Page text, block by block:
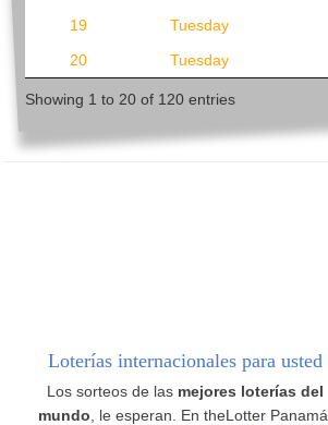
19
Tuesday
20
Tuesday
Showing 1 to 20 of 120 entries
Loterías internacionales para usted
Los sorteos de las mejores loterías del
mundo , le esperan. En theLotter Panamá,